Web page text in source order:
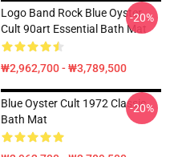
Logo Band Rock Blue Oyster
Cult 90art Essential Bath Mat
₩2,962,700 - ₩3,789,500
-20%
Blue Oyster Cult 1972 Classic
Bath Mat
-20%